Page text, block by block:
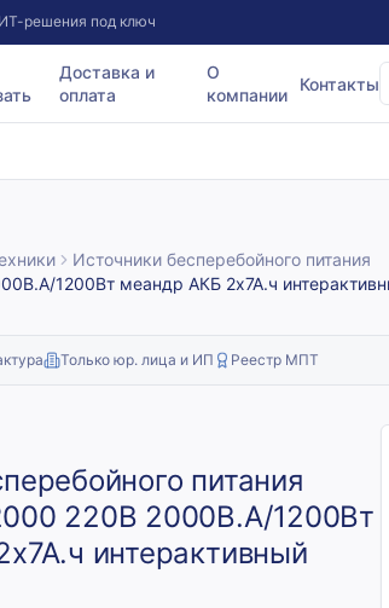
решения под ключ
Доставка и
оплата
О
компании
Контакты
Источники бесперебойного питания
1200Вт меандр АКБ 2х7А.ч
Только юр. лица и ИП Реестр МПТ
питания
220В 2000В.А/1200Вт
интерактивный